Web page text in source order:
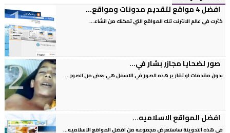
افضل 4 مواقع لتقديم مدونات ومواقع...
كثرت في عالم الانترنت تلك المواقع التي تمكنك من انشاء...
صور لضحايا مجازر بشار في...
بدون مقدمات او تقارير هذه الصور في الاسفل هي بعض من الصور...
افضل المواقع الاسلاميه...
في هذه التدوينة ساستعرض مجموعه من افضل المواقع الاسلاميه...